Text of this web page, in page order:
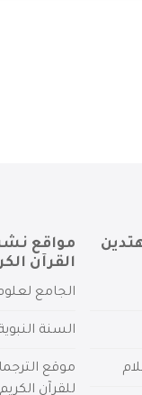
مواقع
القرآن
الجامع
السنة
موقع
للقرآن الكريم